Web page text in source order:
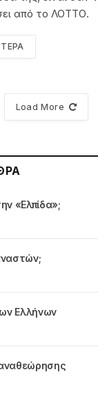
από το ΛΟΤΤΟ.
Load More
«Ελπίδα»;
Ελλήνων